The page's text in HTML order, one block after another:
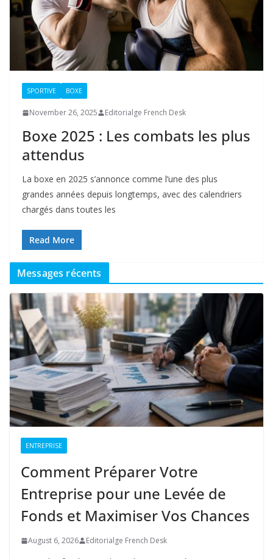
SPORTIVE BOXE
November 26, 2025 Editorialge French Desk
Boxe 2025 : Les combats les plus
attendus
La boxe en 2025 s’annonce comme l’une des plus
grandes années depuis longtemps, avec des calendriers
chargés dans toutes les
Read More
Messages récents
ENTREPRISE
Comment Préparer Votre
Entreprise pour une Levée de
Fonds et Maximiser Vos Chances
August 6, 2026 Editorialge French Desk